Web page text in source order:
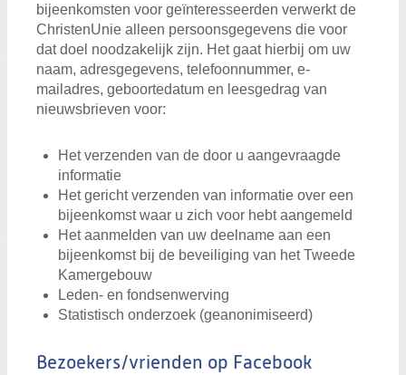
bijeenkomsten voor geïnteresseerden verwerkt de
ChristenUnie alleen persoonsgegevens die voor
dat doel noodzakelijk zijn. Het gaat hierbij om uw
naam, adresgegevens, telefoonnummer, e-
mailadres, geboortedatum en leesgedrag van
nieuwsbrieven voor:
Het verzenden van de door u aangevraagde
informatie
Het gericht verzenden van informatie over een
bijeenkomst waar u zich voor hebt aangemeld
Het aanmelden van uw deelname aan een
bijeenkomst bij de beveiliging van het Tweede
Kamergebouw
Leden- en fondsenwerving
Statistisch onderzoek (geanonimiseerd)
Bezoekers/vrienden op Facebook